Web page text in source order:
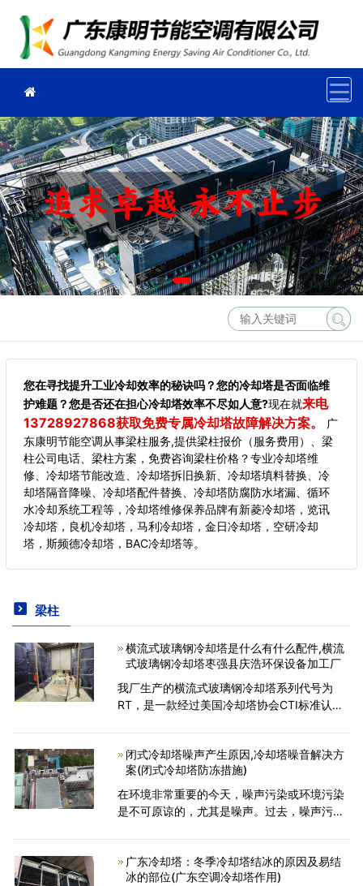
您在寻找提升工业冷却效率的秘诀吗？您的冷却塔是否面临维
护难题？您是否还在担心冷却塔效率不尽如人意?现在就来电
13728927868获取免费专属冷却塔故障解决方案。
广
东康明节能空调从事梁柱服务,提供梁柱报价（服务费用）、梁
柱公司电话、梁柱方案，免费咨询梁柱价格？专业冷却塔维
修、冷却塔节能改造、冷却塔拆旧换新、冷却塔填料替换、冷
却塔隔音降噪、冷却塔配件替换、冷却塔防腐防水堵漏、循环
水冷却系统工程等，冷却塔维修保养品牌有新菱冷却塔，览讯
冷却塔，良机冷却塔，马利冷却塔，金日冷却塔，空研冷却
塔，斯频德冷却塔，BAC冷却塔等。
梁柱
横流式玻璃钢冷却塔是什么有什么配件,横流
式玻璃钢冷却塔枣强县庆浩环保设备加工厂
我厂生产的横流式玻璃钢冷却塔系列代号为
RT，是一款经过美国冷却塔协会CTI标准认证
确保热性能以达到
闭式冷却塔噪声产生原因,冷却塔噪音解决方
案(闭式冷却塔防冻措施)
在环境非常重要的今天，噪声污染或环境污染
是不可原谅的，尤其是噪声。过去，噪声污染
的污染。因此，封闭式冷
广东冷却塔：冬季冷却塔结冰的原因及易结
冰的部位(广东空调冷却塔作用)